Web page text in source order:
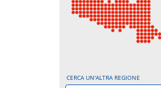
CERCA UN'ALTRA REGIONE